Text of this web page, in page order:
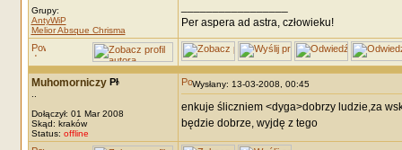
Grupy:
AntyWiP
Melior Absque Chrisma
Per aspera ad astra, człowieku!
Muhomorniczy
Dołączył: 01 Mar 2008
Skąd: kraków
Status: offline
Wysłany: 13-03-2008, 00:45
enkuje śliczniem <dyga>dobrzy ludzie,za
będzie dobrze, wyjdę z tego